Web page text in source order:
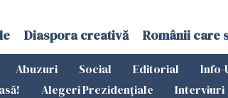
Diaspora creativă Românii care
Abuzuri Social Editorial Info-
Alegeri Prezidențiale Interviuri